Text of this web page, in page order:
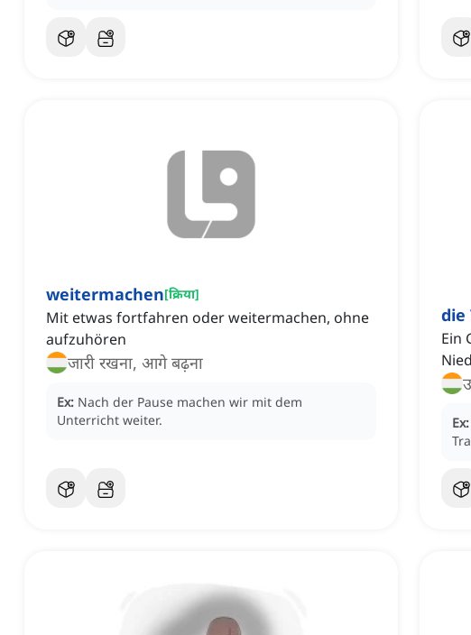
weitermachen[क्रिया]
Mit etwas fortfahren oder weitermachen, ohne
aufzuhören
जारी रखना, आगे बढ़ना
Ex: Nach der Pause machen wir mit dem
Unterricht weiter.
die
Ein
Ex: